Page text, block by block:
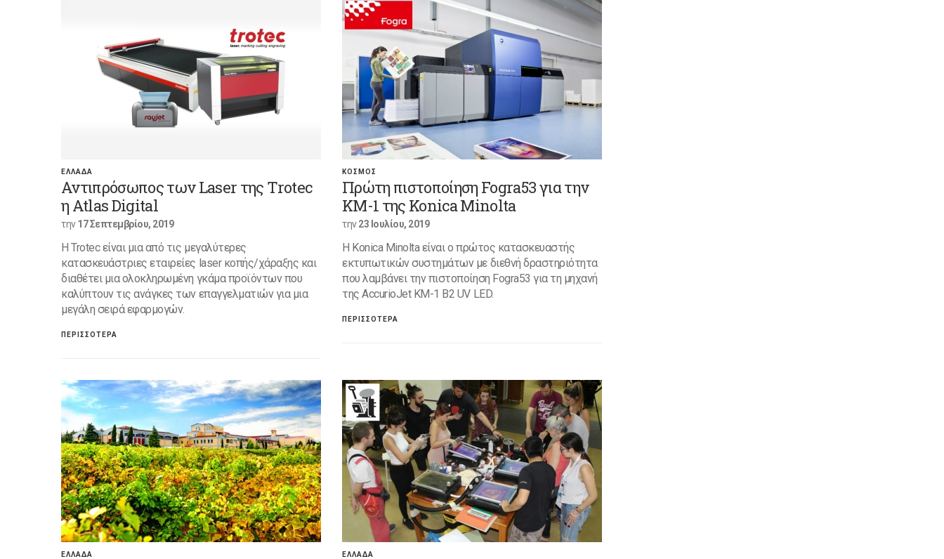
ΕΛΛΑΔΑ
Αντιπρόσωπος των Laser της Trotec
η Atlas Digital
την17 Σεπτεμβρίου, 2019
H Trotec είναι μια από τις μεγαλύτερες
κατασκευάστριες εταιρείες laser κοπής/χάραξης και
διαθέτει μια ολοκληρωμένη γκάμα προϊόντων που
καλύπτουν τις ανάγκες των επαγγελματιών για μια
μεγάλη σειρά εφαρμογών.
ΠΕΡΙΣΣΟΤΕΡΑ
ΚΟΣΜΟΣ
Πρώτη πιστοποίηση Fogra53 για την
KM-1 της Konica Minolta
την23 Ιουλίου, 2019
H Konica Minolta είναι ο πρώτος κατασκευαστής
εκτυπωτικών συστημάτων με διεθνή δραστηριότητα
που λαμβάνει την πιστοποίηση Fogra53 για τη μηχανή
της AccurioJet KM-1 B2 UV LED.
ΠΕΡΙΣΣΟΤΕΡΑ
ΕΛΛΑΔΑ ΕΛΛΑΔΑ